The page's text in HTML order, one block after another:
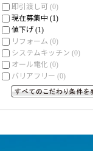
即引渡し可 (0)
現在募集中 (1)
値下げ (1)
リフォーム (0)
システムキッチン (0)
オール電化 (0)
バリアフリー (0)